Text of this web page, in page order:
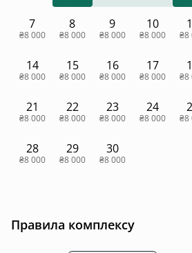
7
₴8 000
8
₴8 000
9
₴8 000
10
₴8 000 ₴8
14
₴8 000
15
₴8 000
16
₴8 000
17
₴8 000 ₴8
21
₴8 000
22
₴8 000
23
₴8 000
24
₴8 000 ₴8
28
₴8 000
29
₴8 000
30
₴8 000
Правила комплексу